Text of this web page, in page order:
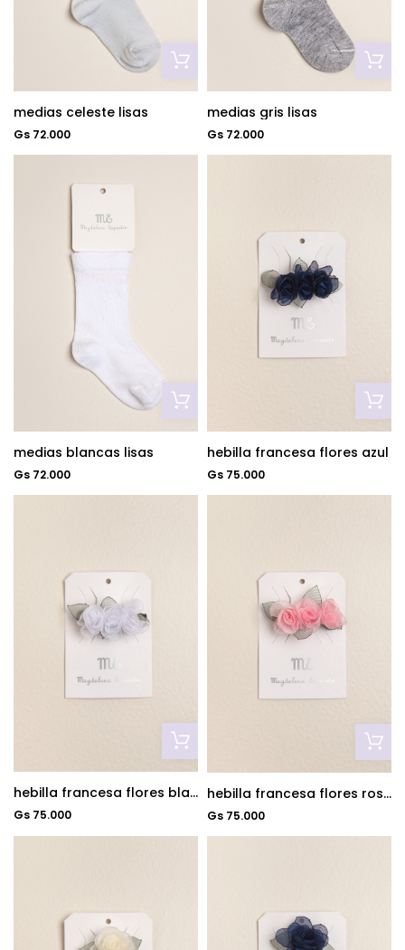
medias celeste lisas
Gs 72.000
medias gris lisas
Gs 72.000
medias blancas lisas
Gs 72.000
hebilla francesa flores azul
Gs 75.000
hebilla francesa flores blanca
Gs 75.000
hebilla francesa flores rosa
Gs 75.000